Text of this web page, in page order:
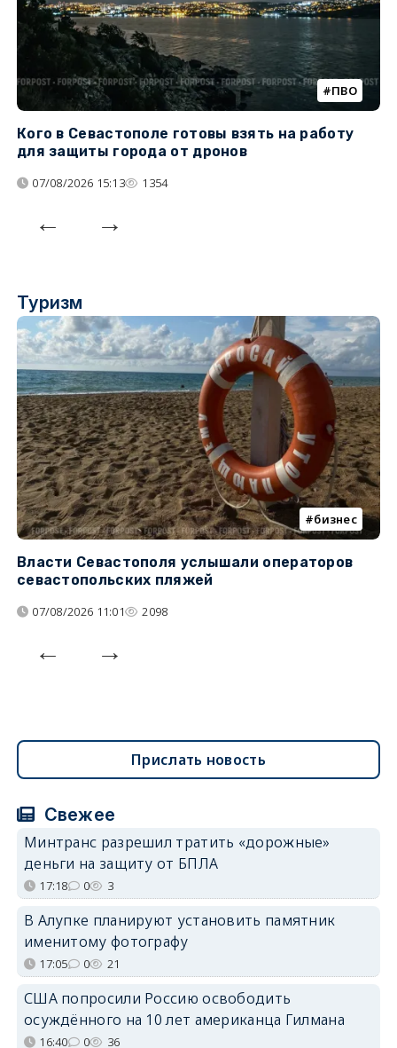
ПВО
Кого в Севастополе готовы взять на работу
для защиты города от дронов
07/08/2026 15:13 1354
Туризм
бизнес
Власти Севастополя услышали операторов
севастопольских пляжей
07/08/2026 11:01 2098
Прислать новость
Свежее
Минтранс разрешил тратить «дорожные»
деньги на защиту от БПЛА
17:18 0 3
В Алупке планируют установить памятник
именитому фотографу
17:05 0 21
США попросили Россию освободить
осуждённого на 10 лет американца Гилмана
16:40 0 36